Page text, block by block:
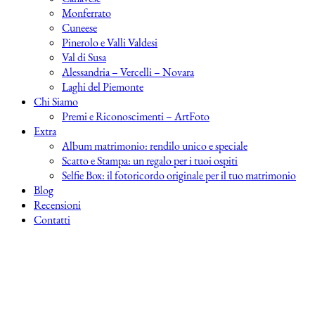
Monferrato
Cuneese
Pinerolo e Valli Valdesi
Val di Susa
Alessandria – Vercelli – Novara
Laghi del Piemonte
Chi Siamo
Premi e Riconoscimenti – ArtFoto
Extra
Album matrimonio: rendilo unico e speciale
Scatto e Stampa: un regalo per i tuoi ospiti
Selfie Box: il fotoricordo originale per il tuo matrimonio
Blog
Recensioni
Contatti